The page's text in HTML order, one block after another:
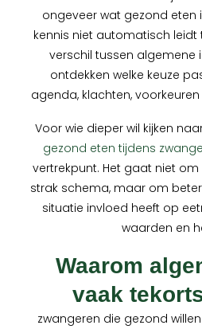
ongeveer wat gezond eten
kennis niet automatisch leidt
verschil tussen algemene
ontdekken welke keuze
agenda, klachten,
Voor wie dieper wil kijken
gezond eten tijdens
vertrekpunt. Het gaat niet
strak schema, maar om
situatie invloed heeft op
waarden en
Waarom
vaak
zwangeren die gezond